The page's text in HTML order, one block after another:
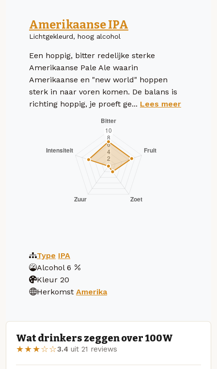
Amerikaanse IPA
Lichtgekleurd, hoog alcohol
Een hoppig, bitter redelijke sterke
Amerikaanse Pale Ale waarin
Amerikaanse en "new world" hoppen
sterk in naar voren komen. De balans is
richting hoppig, je proeft ge... Lees meer
Type IPA
Alcohol 6
Kleur 20
Herkomst Amerika
Wat drinkers zeggen over 100W
★★★☆☆3.4 uit 21 reviews